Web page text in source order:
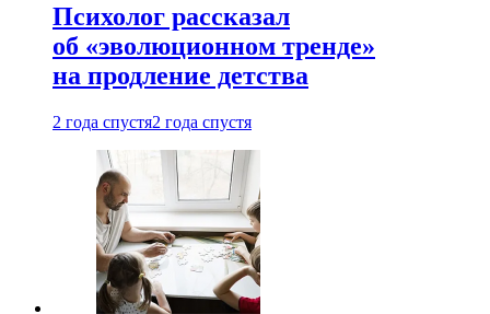
Психолог рассказал
об «эволюционном тренде»
на продление детства
2 года спустя2 года спустя